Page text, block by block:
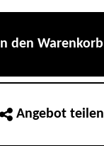
In den Warenkorb
Angebot teilen